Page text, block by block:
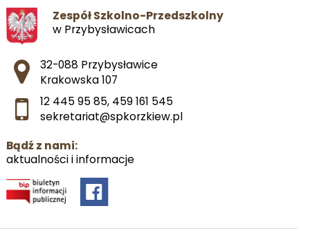
Zespół Szkolno-Przedszkolny
w Przybysławicach
Adres pocztowy:
32-088 Przybysławice
Krakowska 107
12 445 95 85, 459 161 545
sekretariat@spkorzkiew.pl
Bądź z nami:
aktualności i informacje